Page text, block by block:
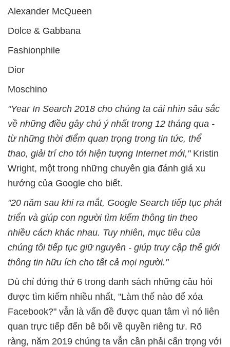
Alexander McQueen
Dolce & Gabbana
Fashionphile
Dior
Moschino
"Year In Search 2018 cho chúng ta cái nhìn sâu sắc
về những điều gây chú ý nhất trong 12 tháng qua -
từ những thời điểm quan trọng trong tin tức, thể
thao, giải trí cho tới hiện tượng Internet mới,"Kristin
Wright, một trong những chuyên gia đánh giá xu
hướng của Google cho biết.
"20 năm sau khi ra mắt, Google Search tiếp tục phát
triển và giúp con người tìm kiếm thông tin theo
nhiều cách khác nhau. Tuy nhiên, mục tiêu của
chúng tôi tiếp tục giữ nguyên - giúp truy cập thế giới
thông tin hữu ích cho tất cả mọi người."
Dù chỉ đứng thứ 6 trong danh sách những câu hỏi
được tìm kiếm nhiều nhất, "Làm thế nào để xóa
Facebook?" vẫn là vấn đề được quan tâm vì nó liên
quan trực tiếp đến bê bối về quyền riêng tư. Rõ
ràng, năm 2019 chúng ta vẫn cần phải cẩn trọng với